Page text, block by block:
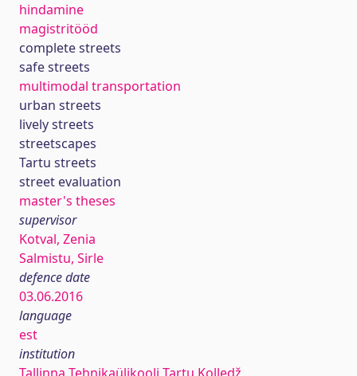
hindamine
magistritööd
complete streets
safe streets
multimodal transportation
urban streets
lively streets
streetscapes
Tartu streets
street evaluation
master's theses
supervisor
Kotval, Zenia
Salmistu, Sirle
defence date
03.06.2016
language
est
institution